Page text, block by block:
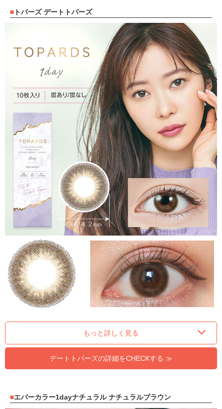
トパーズ デートトパーズ
もっと詳しく見る
デートトパーズの詳細をCHECKする ≫
エバーカラー1dayナチュラル ナチュラルブラウン